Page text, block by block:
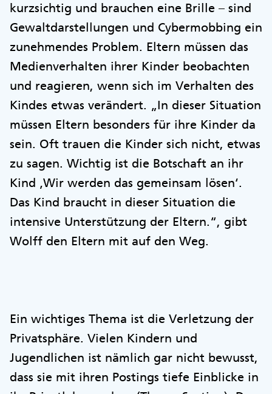
kurzsichtig und brauchen eine Brille – sind
Gewaltdarstellungen und Cybermobbing ein
zunehmendes Problem. Eltern müssen das
Medienverhalten ihrer Kinder beobachten
und reagieren, wenn sich im Verhalten des
Kindes etwas verändert. „In dieser Situation
müssen Eltern besonders für ihre Kinder da
sein. Oft trauen die Kinder sich nicht, etwas
zu sagen. Wichtig ist die Botschaft an ihr
Kind ‚Wir werden das gemeinsam lösen‘.
Das Kind braucht in dieser Situation die
intensive Unterstützung der Eltern.“, gibt
Wolff den Eltern mit auf den Weg.
Ein wichtiges Thema ist die Verletzung der
Privatsphäre. Vielen Kindern und
Jugendlichen ist nämlich gar nicht bewusst,
dass sie mit ihren Postings tiefe Einblicke in